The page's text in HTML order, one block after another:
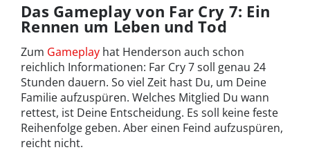
Das Gameplay von Far Cry 7: Ein
Rennen um Leben und Tod
Zum Gameplay hat Henderson auch schon
reichlich Informationen: Far Cry 7 soll genau 24
Stunden dauern. So viel Zeit hast Du, um Deine
Familie aufzuspüren. Welches Mitglied Du wann
rettest, ist Deine Entscheidung. Es soll keine feste
Reihenfolge geben. Aber einen Feind aufzuspüren,
reicht nicht.